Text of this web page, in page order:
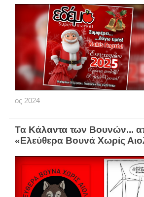
ος 2024
Τα Κάλαντα των Βουνών...
«Ελεύθερα Βουνά Χωρίς